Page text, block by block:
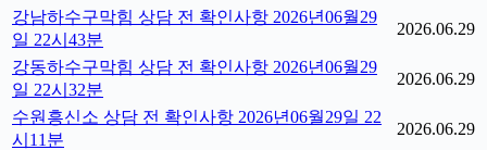
강남하수구막힘 상담 전 확인사항 2026년06월29
일 22시43분
2026.06.29
강동하수구막힘 상담 전 확인사항 2026년06월29
일 22시32분
2026.06.29
수원흥신소 상담 전 확인사항 2026년06월29일 22
시11분
2026.06.29